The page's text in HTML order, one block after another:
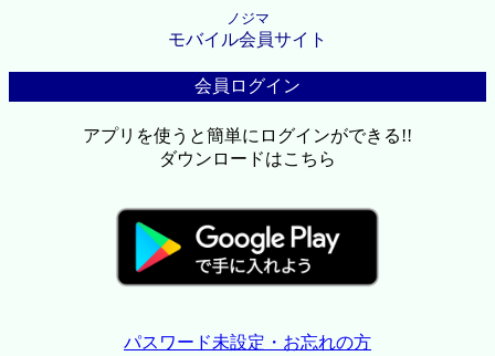
ノジマ
モバイル会員サイト
会員ログイン
アプリを使うと簡単にログインができる!!
ダウンロードはこちら
パスワード未設定・お忘れの方